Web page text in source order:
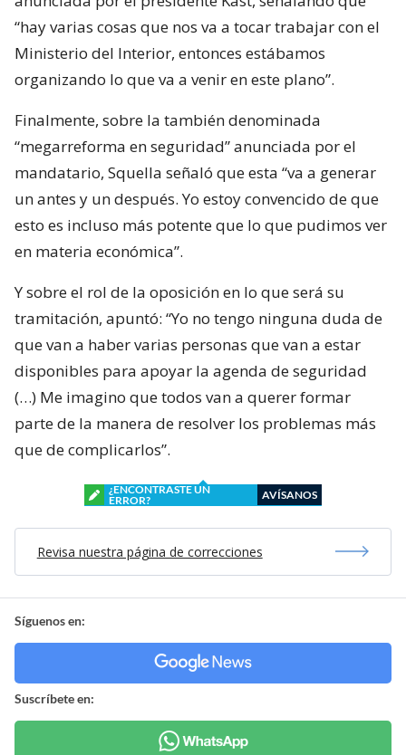
“hay varias cosas que nos va a tocar trabajar con el
Ministerio del Interior, entonces estábamos
organizando lo que va a venir en este plano”.
Finalmente, sobre la también denominada
“megarreforma en seguridad” anunciada por el
mandatario, Squella señaló que esta “va a generar
un antes y un después. Yo estoy convencido de que
esto es incluso más potente que lo que pudimos ver
en materia económica”.
Y sobre el rol de la oposición en lo que será su
tramitación, apuntó: “Yo no tengo ninguna duda de
que van a haber varias personas que van a estar
disponibles para apoyar la agenda de seguridad
(…) Me imagino que todos van a querer formar
parte de la manera de resolver los problemas más
que de complicarlos”.
¿ENCONTRASTE UN
ERROR?
AVÍSANOS
Revisa nuestra página de correcciones
Síguenos en:
Suscríbete en: